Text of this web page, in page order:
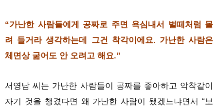
“가난한 사람들에게 공짜로 주면 욕심내서 벌떼처럼 몰
려 들거라 생각하는데 그건 착각이에요. 가난한 사람은
체면상 굶어도 안 오려고 해요.”
서영남 씨는 가난한 사람들이 공짜를 좋아하고 악착같이
자기 것을 챙겼다면 왜 가난한 사람이 됐겠느냐면서 “보